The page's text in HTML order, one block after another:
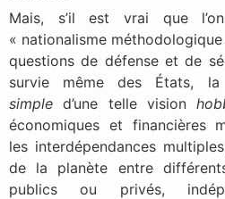
Mais, s’il est vrai que
« nationalisme
questions de défense et de
survie même des États, la
simple d’une telle vision
économiques et financières
les interdépendances
de la planète entre
publics ou privés,